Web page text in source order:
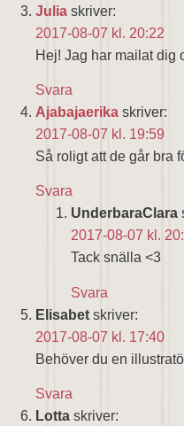
Julia skriver:
2017-08-07 kl. 20:22
Hej! Jag har mailat dig
Svara
Ajabajaerika skriver:
2017-08-07 kl. 19:59
Så roligt att de går bra
Svara
UnderbaraClara
2017-08-07 kl.
Tack snälla <3
Svara
Elisabet skriver:
2017-08-07 kl. 17:40
Behöver du en
Svara
Lotta skriver: